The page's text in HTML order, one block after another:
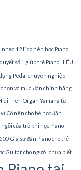
nhạc 12 lí do nên học Piano
số 1 giúp trẻ Piano HIỆU
Pedal chuyên nghiệp
chọn và mua đàn chính hãng
Trên Organ Yamaha từ
Có nên cho bé học đàn
của trẻ khi học Piano
Gia sư đàn Piano cho trẻ
Guitar cho người chưa biết